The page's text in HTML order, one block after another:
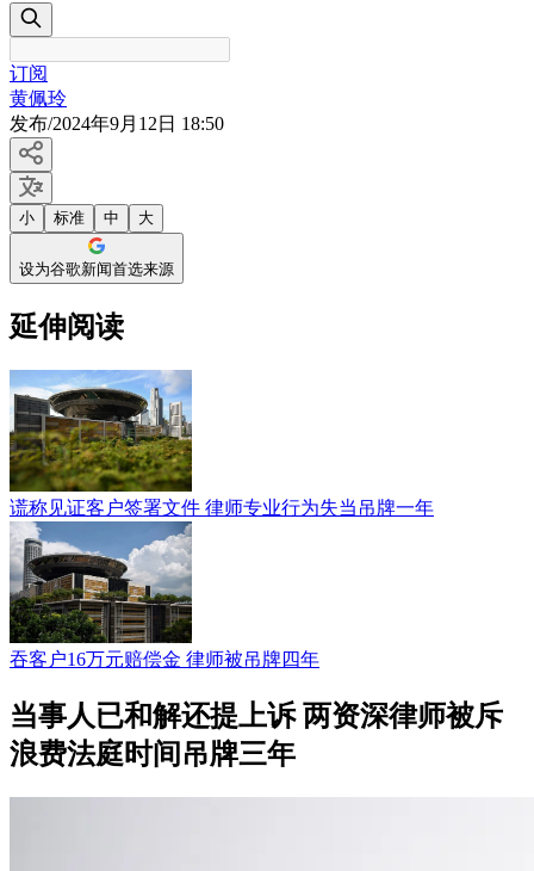
订阅
黄佩玲
发布/2024年9月12日 18:50
小 标准 中 大
设为谷歌新闻首选来源
延伸阅读
谎称见证客户签署文件 律师专业行为失当吊牌一年
吞客户16万元赔偿金 律师被吊牌四年
当事人已和解还提上诉 两资深律师被斥
浪费法庭时间吊牌三年